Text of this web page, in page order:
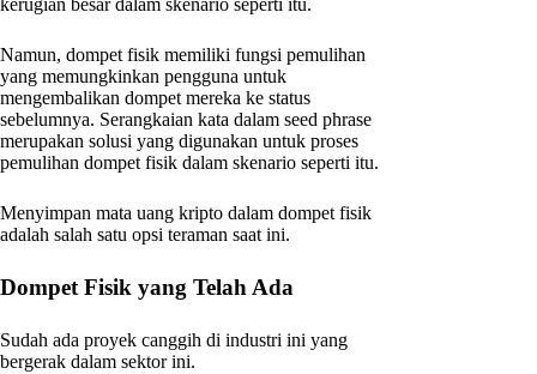
kerugian besar dalam skenario seperti itu.
Namun, dompet fisik memiliki fungsi pemulihan
yang memungkinkan pengguna untuk
mengembalikan dompet mereka ke status
sebelumnya. Serangkaian kata dalam seed phrase
merupakan solusi yang digunakan untuk proses
pemulihan dompet fisik dalam skenario seperti itu.
Menyimpan mata uang kripto dalam dompet fisik
adalah salah satu opsi teraman saat ini.
Dompet Fisik yang Telah Ada
Sudah ada proyek canggih di industri ini yang
bergerak dalam sektor ini.